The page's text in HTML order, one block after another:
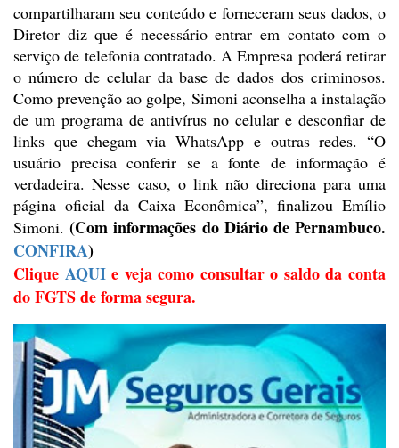
compartilharam seu conteúdo e forneceram seus dados, o
Diretor diz que é necessário entrar em contato com o
serviço de telefonia contratado. A Empresa poderá retirar
o número de celular da base de dados dos criminosos.
Como prevenção ao golpe, Simoni aconselha a instalação
de um programa de antivírus no celular e desconfiar de
links que chegam via WhatsApp e outras redes. “O
usuário precisa conferir se a fonte deinformação é
verdadeira. Nesse caso, o link não direciona para uma
página oficial da Caixa Econômica”, finalizou Emílio
Simoni.(Com informações do Diário de Pernambuco.
CONFIRA)
Clique AQUI e veja como consultar o saldo da conta
do FGTS de forma segura.